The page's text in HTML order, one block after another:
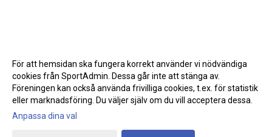
Gå till Webbversion
För att hemsidan ska fungera korrekt använder vi nödvändiga
cookies från SportAdmin. Dessa går inte att stänga av.
Föreningen kan också använda frivilliga cookies, t.ex. för statistik
eller marknadsföring. Du väljer själv om du vill acceptera dessa.
Anpassa dina val